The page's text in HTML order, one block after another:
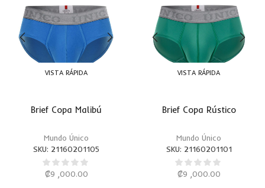
VISTA RÁPIDA
Brief Copa Malibú
Mundo Único
SKU: 21160201105
₡9 ,000.00
VISTA RÁPIDA
Brief Copa Rústico
Mundo Único
SKU: 21160201101
₡9 ,000.00